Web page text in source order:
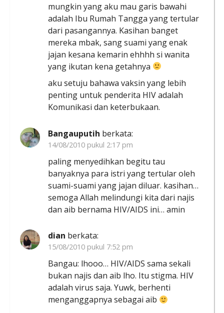
mungkin yang aku mau garis bawahi
adalah Ibu Rumah Tangga yang tertular
dari pasangannya. Kasihan banget
mereka mbak, sang suami yang enak
jajan kesana kemarin ehhhh si wanita
yang ikutan kena getahnya
aku setuju bahawa vaksin yang lebih
penting untuk penderita HIV adalah
Komunikasi dan keterbukaan.
Bangauputih berkata:
14/08/2010 pukul 2:17 pm
paling menyedihkan begitu tau
banyaknya para istri yang tertular oleh
suami-suami yang jajan diluar. kasihan…
semoga Allah melindungi kita dari najis
dan aib bernama HIV/AIDS ini… amin
dian berkata:
15/08/2010 pukul 7:52 pm
Bangau: lhooo… HIV/AIDS sama sekali
bukan najis dan aib lho. Itu stigma. HIV
adalah virus saja. Yuwk, berhenti
menganggapnya sebagai aib